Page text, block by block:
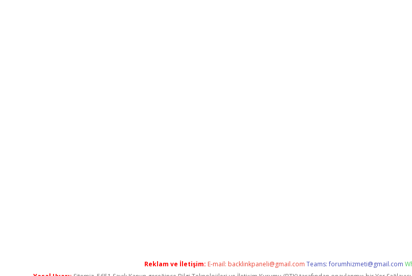
Reklam ve İletişim: E-mail: backlinkpaneli@gmail.com Teams:forumhizmeti@gmail.com